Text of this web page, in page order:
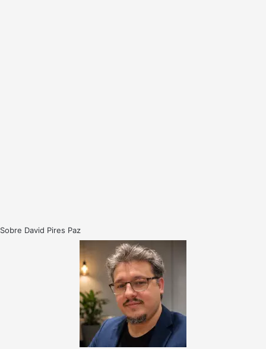
Sobre David Pires Paz